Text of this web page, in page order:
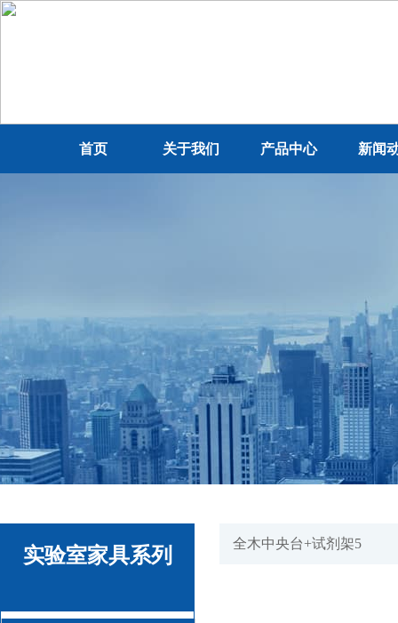
首页 关于我们 产品中心 新闻
实验室家具系列
全木中央台+试剂架5